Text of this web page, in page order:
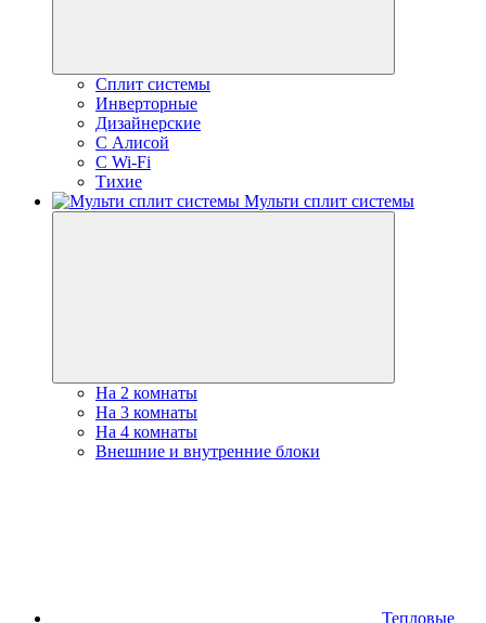
Сплит системы
Инверторные
Дизайнерские
С Алисой
C Wi-Fi
Тихие
Мульти сплит системы
На 2 комнаты
На 3 комнаты
На 4 комнаты
Внешние и внутренние блоки
Тепловые